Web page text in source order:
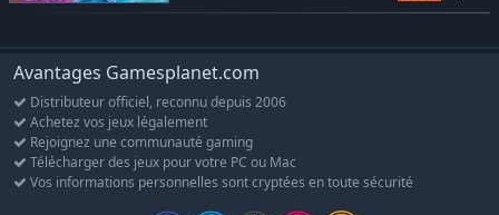
Avantages Gamesplanet.com
Distributeur officiel, reconnu depuis 2006
Achetez vos jeux légalement
Rejoignez une communauté gaming
Télécharger des jeux pour votre PC ou Mac
Vos informations personnelles sont cryptées en toute sécurité